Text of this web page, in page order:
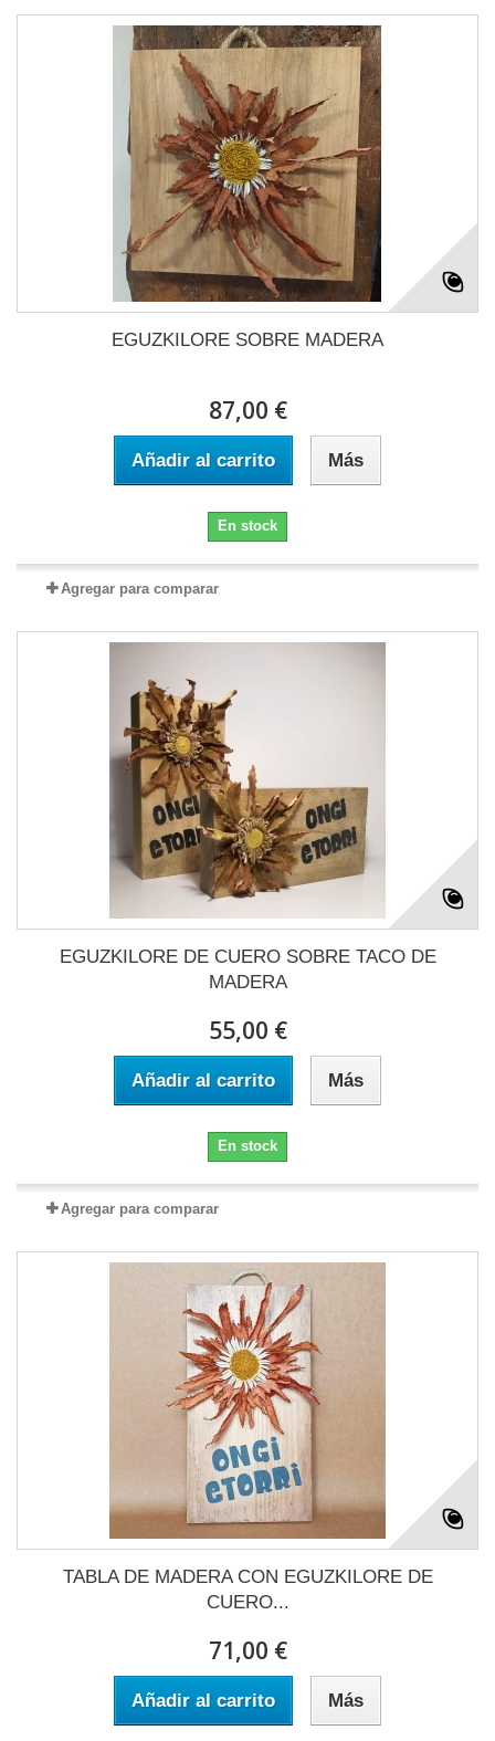
EGUZKILORE SOBRE MADERA
87,00 €
Añadir al carrito Más
En stock
Agregar para comparar
EGUZKILORE DE CUERO SOBRE TACO DE
MADERA
55,00 €
Añadir al carrito Más
En stock
Agregar para comparar
TABLA DE MADERA CON EGUZKILORE DE
CUERO...
71,00 €
Añadir al carrito Más